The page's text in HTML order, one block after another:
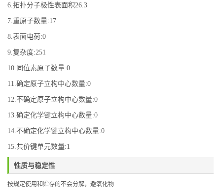
6.拓扑分子极性表面积26.3
7.重原子数量:17
8.表面电荷:0
9.复杂度:251
10.同位素原子数量:0
11.确定原子立构中心数量:0
12.不确定原子立构中心数量:0
13.确定化学键立构中心数量:0
14.不确定化学键立构中心数量:0
15.共价键单元数量:1
性质与稳定性
按规定使用和贮存的不会分解，避氧化物